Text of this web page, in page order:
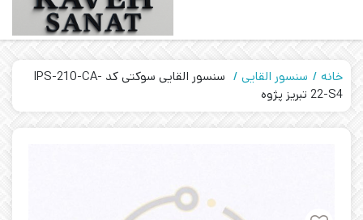
خانه سنسور القایی
سنسور القایی سوکتی کد IPS-210-CA-
22-S4 تبریز پژوه